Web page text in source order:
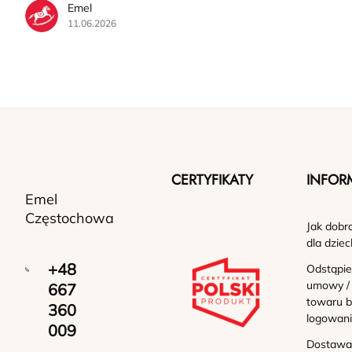
Emel
11.06.2026
Emel
Częstochowa
+48
667
360
009
CERTYFIKATY
Jak
dla
umowy
towaru